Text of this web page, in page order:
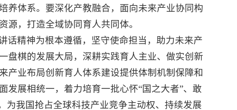
养体系。要深化产教融合，面向未来产业协同构
源，打造全域协同育人共同体。
话精神为根本遵循，坚守使命担当，助力未来产
盘棋的发展大局，深耕实践育人主业、做实创新
产业布局创新育人体系建设提供体制机制保障和
发展相统一，着力培育一批心怀“国之大者”、敢
为我国抢占全球科技产业竞争主动权、持续发展